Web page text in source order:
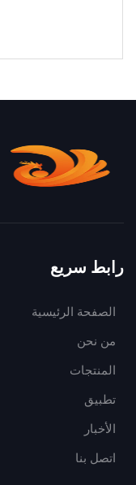
رابط سريع
الصفحة الرئيسية
من نحن
المنتجات
تطبيق
الأخبار
اتصل بنا